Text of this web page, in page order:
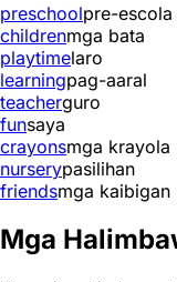
preschoolpre-escola
childrenmga bata
playtimelaro
learningpag-aaral
teacherguro
funsaya
crayonsmga krayola
nurserypasilihan
friendsmga kaibigan
Mga